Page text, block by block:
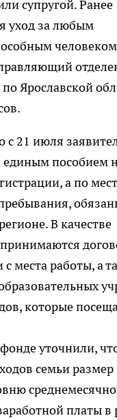
супругой. Ранее
уход за любым
Ярославской
с 21 июля
пособием
а по
В качестве
принимаются
места работы, а
которые
уточнили,
семьи
платы в